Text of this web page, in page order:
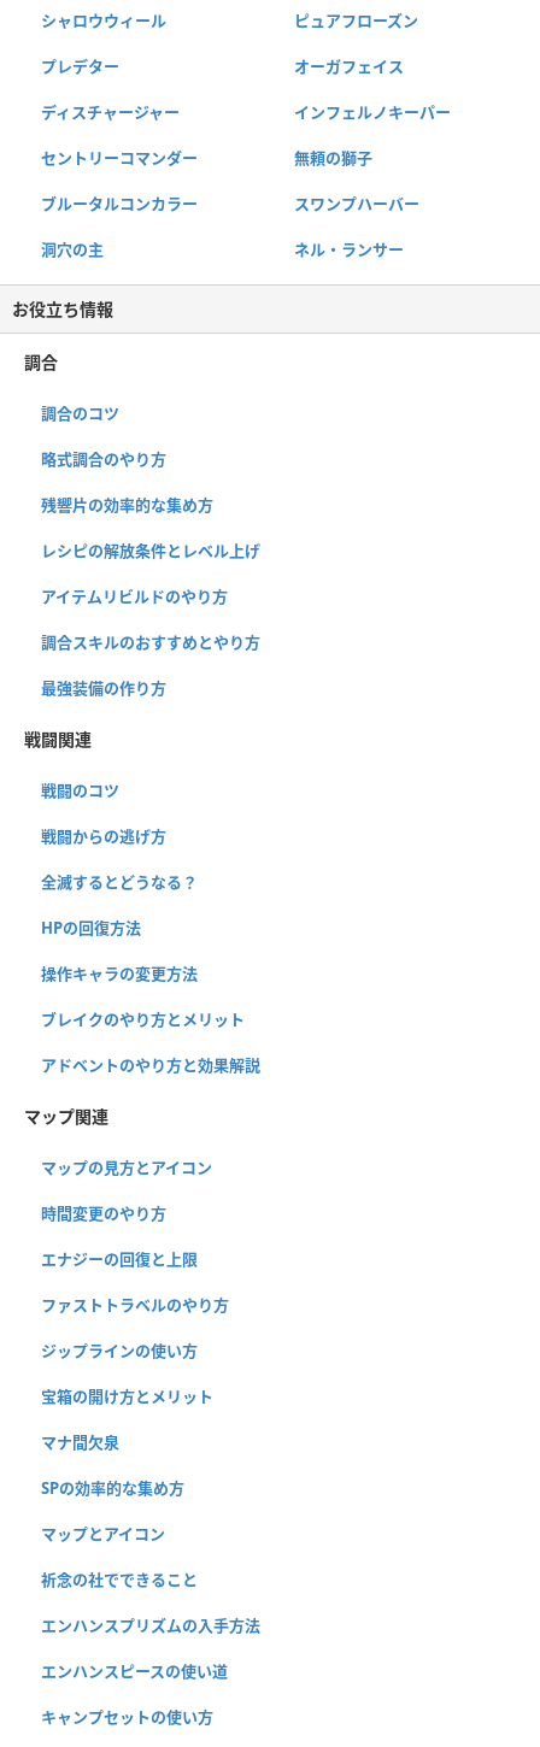
シャロウウィール ピュアフローズン
プレデター オーガフェイス
ディスチャージャー インフェルノキーパー
セントリーコマンダー 無頼の獅子
ブルータルコンカラー スワンプハーバー
洞穴の主 ネル・ランサー
お役立ち情報
調合
調合のコツ
略式調合のやり方
残響片の効率的な集め方
レシピの解放条件とレベル上げ
アイテムリビルドのやり方
調合スキルのおすすめとやり方
最強装備の作り方
戦闘関連
戦闘のコツ
戦闘からの逃げ方
全滅するとどうなる？
HPの回復方法
操作キャラの変更方法
ブレイクのやり方とメリット
アドベントのやり方と効果解説
マップ関連
マップの見方とアイコン
時間変更のやり方
エナジーの回復と上限
ファストトラベルのやり方
ジップラインの使い方
宝箱の開け方とメリット
マナ間欠泉
SPの効率的な集め方
マップとアイコン
祈念の社でできること
エンハンスプリズムの入手方法
エンハンスピースの使い道
キャンプセットの使い方